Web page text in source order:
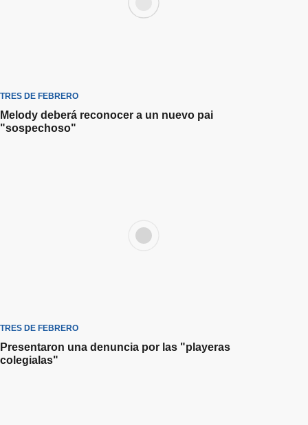
TRES DE FEBRERO
Melody deberá reconocer a un nuevo pai
"sospechoso"
TRES DE FEBRERO
Presentaron una denuncia por las "playeras
colegialas"